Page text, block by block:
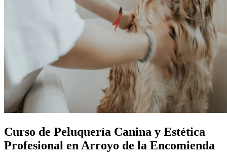
Curso de Peluquería Canina y Estética
Profesional en Arroyo de la Encomienda